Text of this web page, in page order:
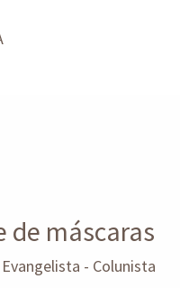
de máscaras
- Colunista